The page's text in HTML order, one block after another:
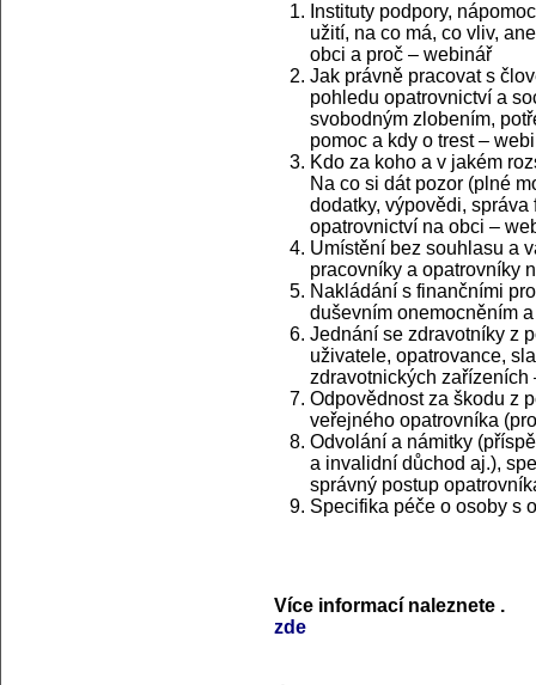
Instituty podpory,
užití, na co má, co vliv,
obci a proč – webinář
Jak právně pracovat s
pohledu opatrovnictví a
svobodným zlobením,
pomoc a kdy o trest –
Kdo za koho a v jakém
Na co si dát pozor (plné
dodatky, výpovědi,
opatrovnictví na obci –
Umístění bez souhlasu a
pracovníky a opatrovníky
Nakládání s finančními
duševním onemocněním
Jednání se zdravotníky z
uživatele, opatrovance,
zdravotnických zařízeních
Odpovědnost za škodu z
veřejného opatrovníka
Odvolání a námitky
a invalidní důchod aj.),
správný postup
Specifika péče o osoby s
Více informací naleznete
zde
.